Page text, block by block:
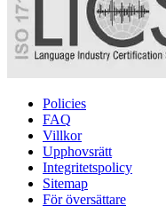
Policies
FAQ
Villkor
Upphovsrätt
Integritetspolicy
Sitemap
För översättare